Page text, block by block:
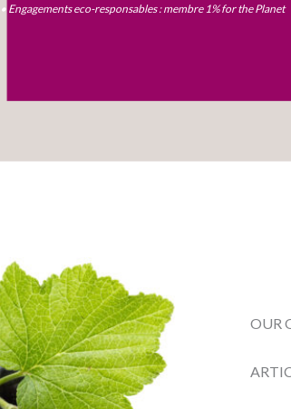
• Engagements eco-responsables : membre 1% for the Planet
OUR